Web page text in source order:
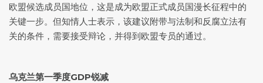
欧盟候选成员国地位，这是成为欧盟正式成员国漫长征程中的
关键一步。但知情人士表示，该建议附带与法制和反腐立法有
关的条件，需要接受辩论，并得到欧盟专员的通过。
乌克兰第一季度GDP锐减